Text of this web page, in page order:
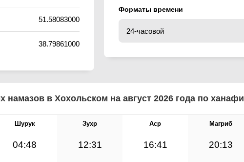
51.58083000
38.79861000
Форматы времени
намазов в Хохольском на август 2026 года по ханафи
Шурук Зухр Аср Магриб
04:48 12:31 16:41 20:13